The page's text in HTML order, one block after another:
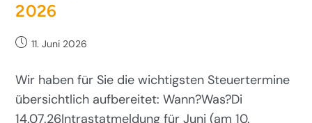
2026
11. Juni 2026
Wir haben für Sie die wichtigsten Steuertermine
übersichtlich aufbereitet: Wann?Was?Di
14.07.26Intrastatmeldung für Juni (am 10.